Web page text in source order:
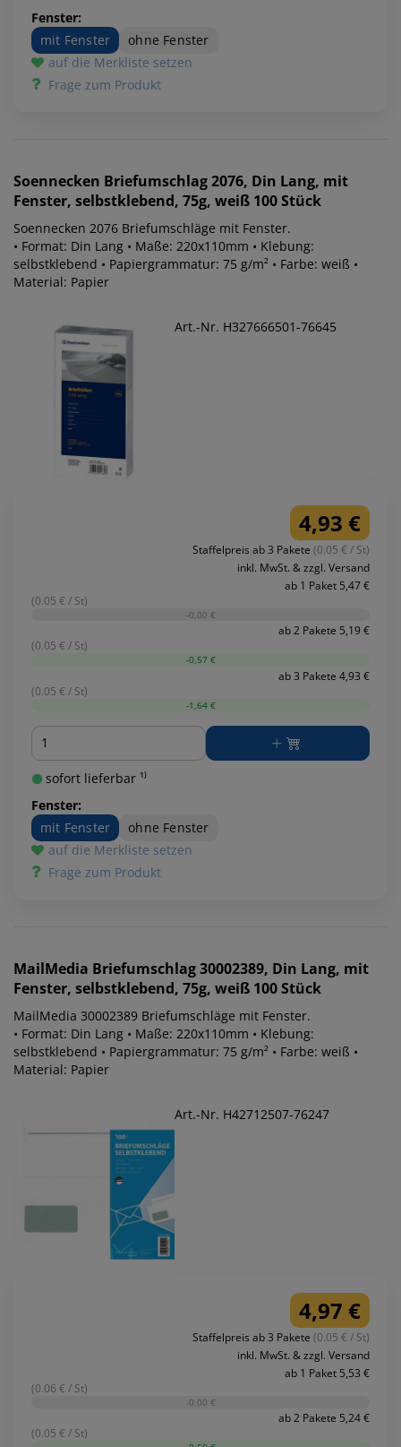
Fenster:
mit Fenster
ohne Fenster
auf die Merkliste setzen
Frage zum Produkt
Soennecken Briefumschlag 2076, Din Lang, mit
Fenster, selbstklebend, 75g, weiß 100 Stück
Soennecken 2076 Briefumschläge mit Fenster.
• Format: Din Lang • Maße: 220x110mm • Klebung:
selbstklebend • Papiergrammatur: 75 g/m² • Farbe: weiß •
Material: Papier
Art.-Nr. H327666501-76645
4,93 €
Staffelpreis ab 3 Pakete (0.05 € / St)
inkl. MwSt. & zzgl. Versand
ab 1 Paket 5,47 €
(0.05 € / St)
-0,00 €
ab 2 Pakete 5,19 €
(0.05 € / St)
-0,57 €
ab 3 Pakete 4,93 €
(0.05 € / St)
-1,64 €
Menge
sofort lieferbar ¹⁾
Fenster:
mit Fenster
ohne Fenster
auf die Merkliste setzen
Frage zum Produkt
MailMedia Briefumschlag 30002389, Din Lang, mit
Fenster, selbstklebend, 75g, weiß 100 Stück
MailMedia 30002389 Briefumschläge mit Fenster.
• Format: Din Lang • Maße: 220x110mm • Klebung:
selbstklebend • Papiergrammatur: 75 g/m² • Farbe: weiß •
Material: Papier
Art.-Nr. H42712507-76247
4,97 €
Staffelpreis ab 3 Pakete (0.05 € / St)
inkl. MwSt. & zzgl. Versand
ab 1 Paket 5,53 €
(0.06 € / St)
-0,00 €
ab 2 Pakete 5,24 €
(0.05 € / St)